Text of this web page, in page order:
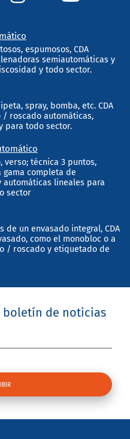
espumosos, CDA
semiautomáticas y
y todo sector.
spray, bomba, etc. CDA
roscado automáticas,
para todo sector.
verso; técnica 3 puntos,
gama completa de
lineales para
sector
de un envasado integral, CDA
como el monobloc o a
/ roscado y etiquetado de
boletín de noticias